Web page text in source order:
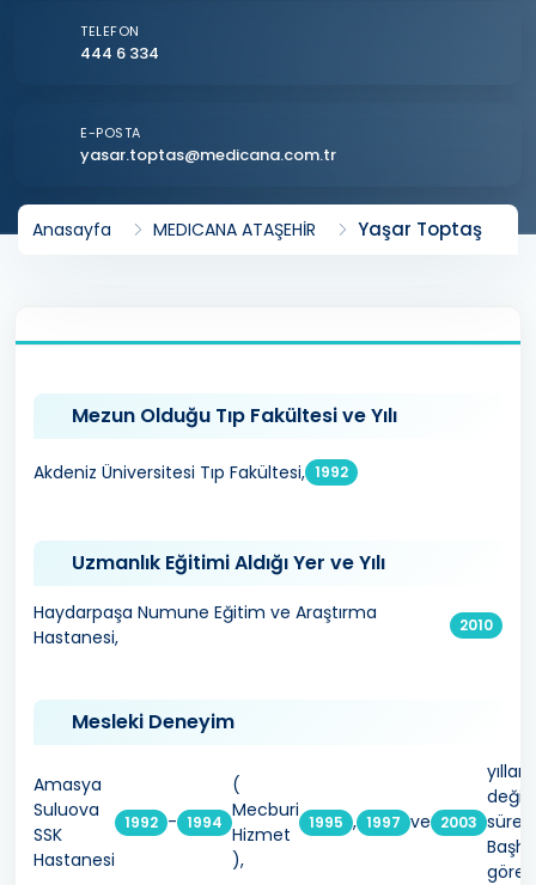
TELEFON
444 6 334
E-POSTA
yasar.toptas@medicana.com.tr
Anasayfa MEDICANA ATAŞEHİR Yaşar Toptaş
Mezun Olduğu Tıp Fakültesi ve Yılı
Akdeniz Üniversitesi Tıp Fakültesi, 1992
Uzmanlık Eğitimi Aldığı Yer ve Yılı
Haydarpaşa Numune Eğitim ve Araştırma
Hastanesi,
2010
Mesleki Deneyim
Amasya
Suluova
SSK
Hastanesi
1992 - 1994
(
Mecburi
Hizmet
),
1995 , 1997 ve 2003